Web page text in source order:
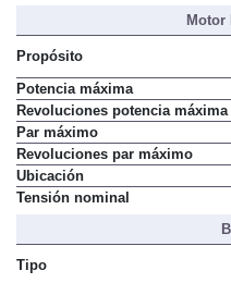
Motor
Propósito
Potencia máxima
Revoluciones potencia máxima
Par máximo
Revoluciones par máximo
Ubicación
Tensión nominal
Tipo